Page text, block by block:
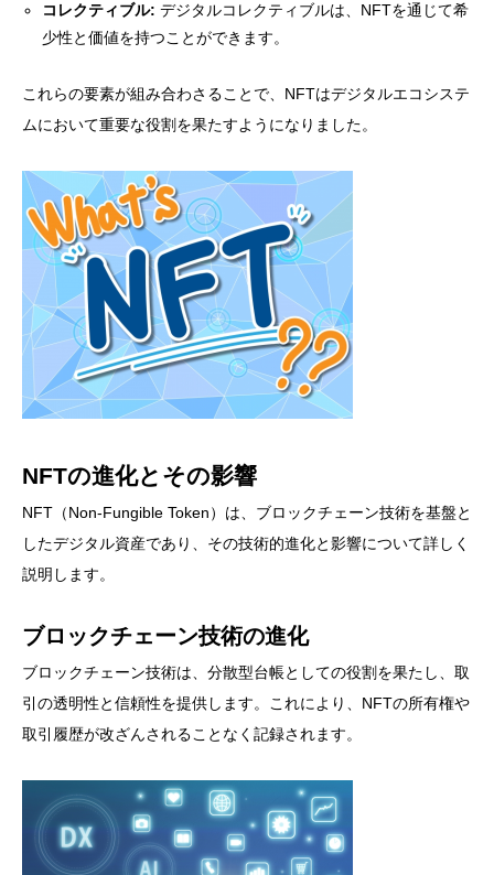
コレクティブル: デジタルコレクティブルは、NFTを通じて希
少性と価値を持つことができます。
これらの要素が組み合わさることで、NFTはデジタルエコシステ
ムにおいて重要な役割を果たすようになりました。
NFTの進化とその影響
NFT（Non-Fungible Token）は、ブロックチェーン技術を基盤と
したデジタル資産であり、その技術的進化と影響について詳しく
説明します。
ブロックチェーン技術の進化
ブロックチェーン技術は、分散型台帳としての役割を果たし、取
引の透明性と信頼性を提供します。これにより、NFTの所有権や
取引履歴が改ざんされることなく記録されます。